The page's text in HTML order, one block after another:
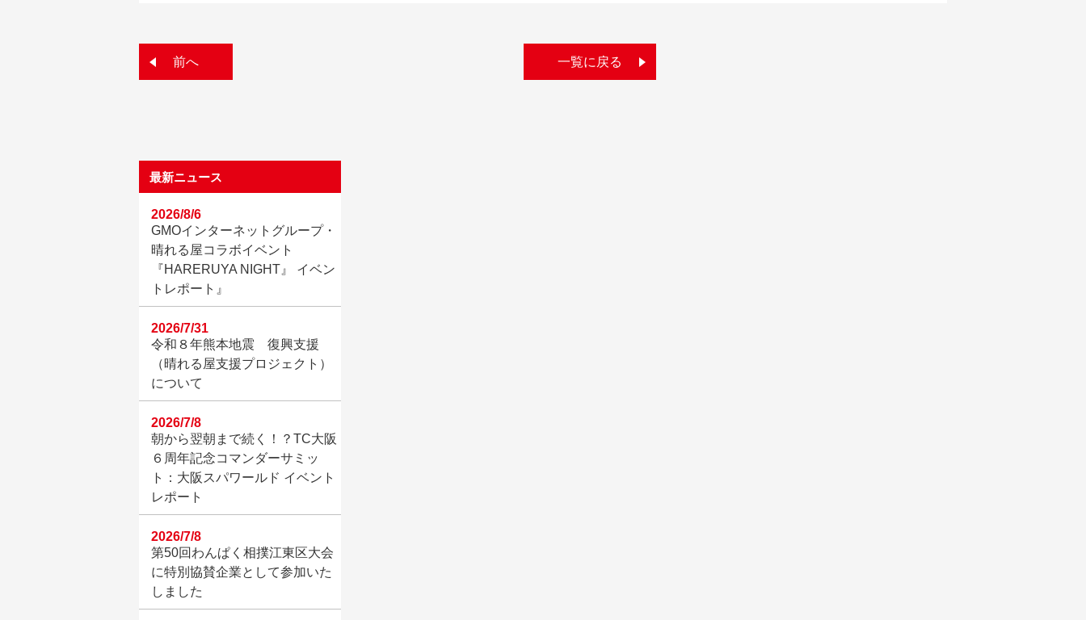
前へ 一覧に戻る
最新ニュース
GMOインターネットグループ・
晴れる屋コラボイベント
『HARERUYA NIGHT』 イベン
トレポート』
2026/8/6
令和８年熊本地震 復興支援
（晴れる屋支援プロジェクト）
について
2026/7/31
朝から翌朝まで続く！？TC大阪
６周年記念コマンダーサミッ
ト：大阪スパワールド イベント
レポート
2026/7/8
第50回わんぱく相撲江東区大会
に特別協賛企業として参加いた
しました
2026/7/8